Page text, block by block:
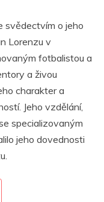
svědectvím o jeho
Lorenzu v
fotbalistou a
a živou
charakter a
Jeho vzdělání,
specializovaným
jeho dovednosti